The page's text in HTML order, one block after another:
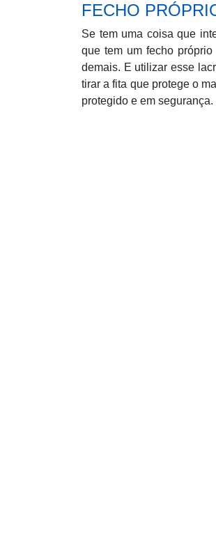
FECHO
Se tem uma coisa que
que tem um fecho
demais. E utilizar esse
tirar a fita que protege o
protegido e em segurança.